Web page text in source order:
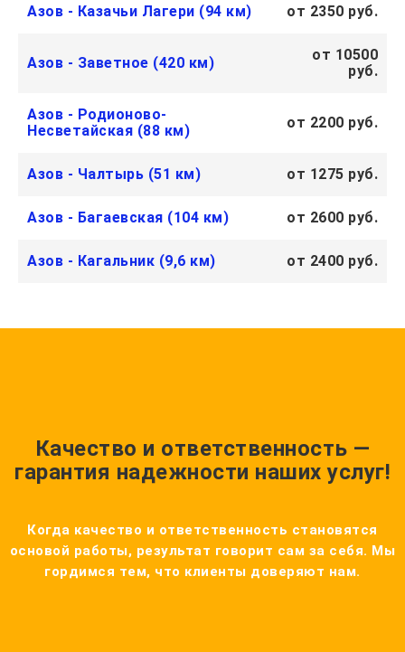
Азов - Казачьи Лагери (94 км) от 2350 руб.
Азов - Заветное (420 км)
от 10500
руб.
Азов - Родионово-
Несветайская (88 км)
от 2200 руб.
Азов - Чалтырь (51 км) от 1275 руб.
Азов - Багаевская (104 км) от 2600 руб.
Азов - Кагальник (9,6 км) от 2400 руб.
Качество и ответственность —
гарантия надежности наших услуг!
Когда качество и ответственность становятся
основой работы, результат говорит сам за себя. Мы
гордимся тем, что клиенты доверяют нам.